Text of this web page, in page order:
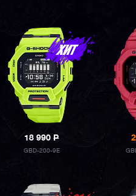
18 990P
GBD-200-9E